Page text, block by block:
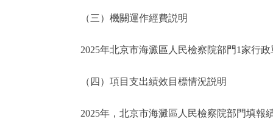
（三）機關運作經費説明
2025年北京市海澱區人民檢察院部門1家行政
（四）項目支出績效目標情況説明
2025年，北京市海澱區人民檢察院部門填報績